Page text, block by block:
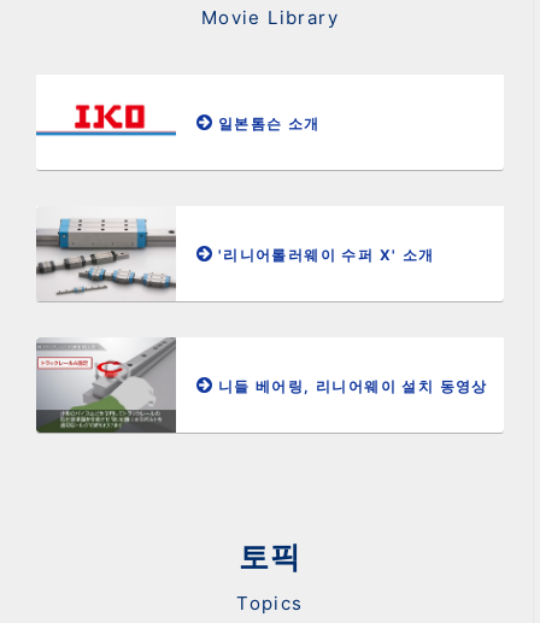
Movie Library
일본톰슨 소개
'리니어롤러웨이 수퍼 X' 소개
니들 베어링, 리니어웨이 설치 동영상
토픽
Topics